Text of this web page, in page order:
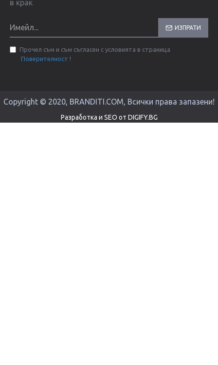
в крак
ИЗПРАТИ
Прочел съм и съм съгласен с условията в страница
Поверителност !
Copyright © 2020, BRANDITI.COM, Всички права запазени!
Разработка и SEO от DIGIFY.BG